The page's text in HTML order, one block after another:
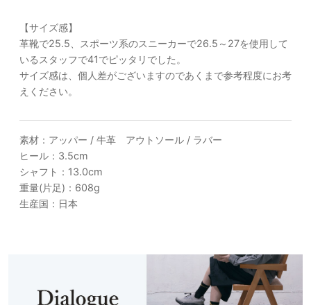
【サイズ感】
革靴で25.5、スポーツ系のスニーカーで26.5～27を使用して
いるスタッフで41でピッタリでした。
サイズ感は、個人差がございますのであくまで参考程度にお考
えください。
素材：アッパー / 牛革 アウトソール / ラバー
ヒール：3.5cm
シャフト：13.0cm
重量(片足)：608g
生産国：日本